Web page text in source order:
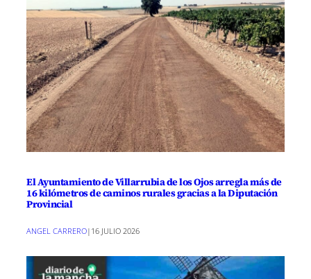
El Ayuntamiento de Villarrubia de los Ojos arregla más de
16 kilómetros de caminos rurales gracias a la Diputación
Provincial
ANGEL CARRERO| 16 JULIO 2026